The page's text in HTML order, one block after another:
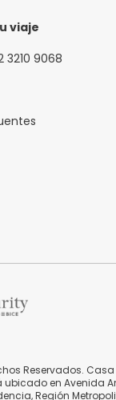
viaje
3210 9068
Reservados. Casa
ubicado en Avenida
Región